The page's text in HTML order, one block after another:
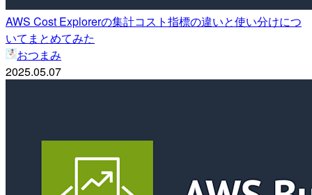
AWS Cost Explorerの集計コスト指標の違いと使い分けにつ
いてまとめてみた
おつまみ
2025.05.07